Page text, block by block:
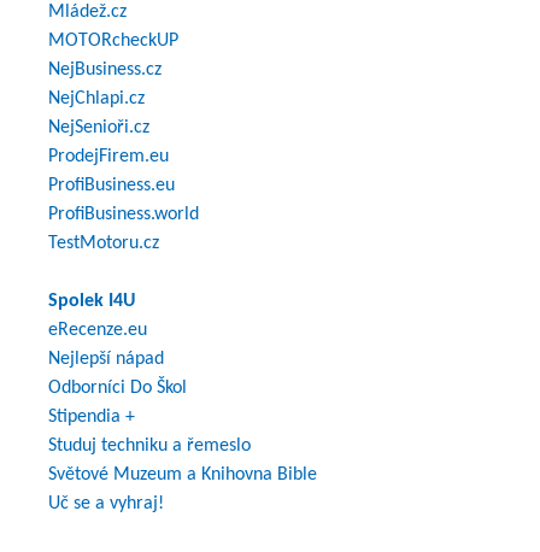
Mládež.cz
MOTORcheckUP
NejBusiness.cz
NejChlapi.cz
NejSenioři.cz
ProdejFirem.eu
ProfiBusiness.eu
ProfiBusiness.world
TestMotoru.cz
Spolek I4U
eRecenze.eu
Nejlepší nápad
Odborníci Do Škol
Stipendia +
Studuj techniku a řemeslo
Světové Muzeum a Knihovna Bible
Uč se a vyhraj!